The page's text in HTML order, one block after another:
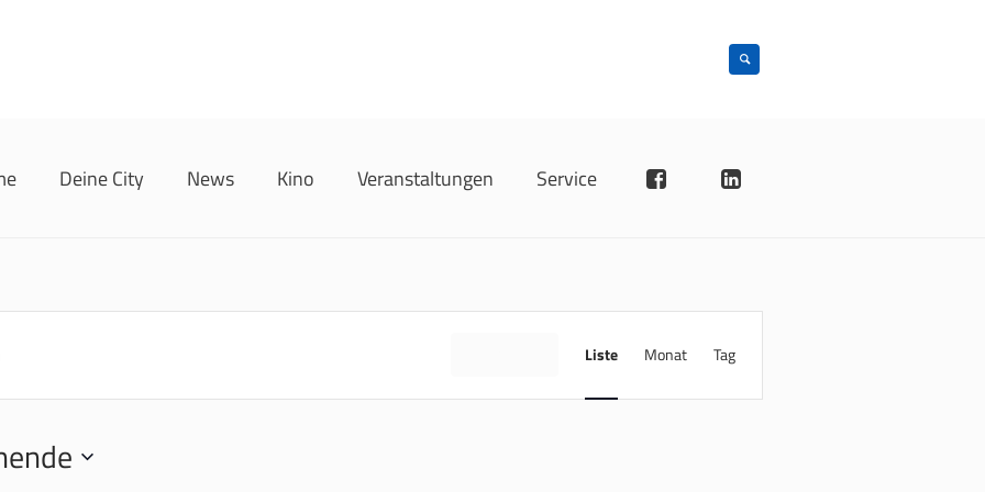
Deine City News Kino Veranstaltungen Service
ANSICHTEN-
Liste Monat Tag